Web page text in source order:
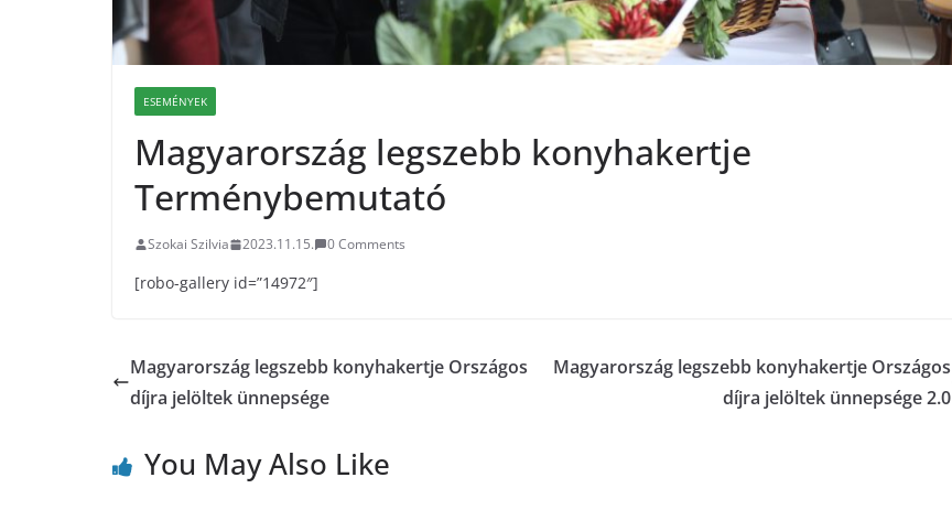
ESEMÉNYEK
Magyarország legszebb konyhakertje
Terménybemutató
Szokai Szilvia 2023.11.15. 0 Comments
[robo-gallery id=”14972″]
Magyarország legszebb konyhakertje Országos
díjra jelöltek ünnepsége
Magyarország legszebb konyhakertje Országos
díjra jelöltek ünnepsége 2.0
You May Also Like